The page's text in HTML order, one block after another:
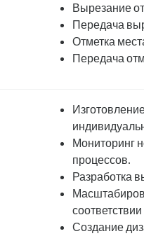
Вырезание
Передача
Отметка
Передача
Мониторинг
процессов.
Разработка
Создание